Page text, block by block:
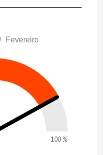
Fevereiro
100 %